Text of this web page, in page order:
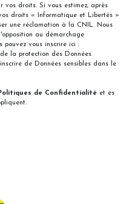
vos droits. Si vous estimez, après
droits « Informatique et Libertés »
une réclamation à la CNIL. Nous
au démarchage
pouvez vous inscrire ici :
la protection des Données
de Données sensibles dans le
de Confidentialité et es